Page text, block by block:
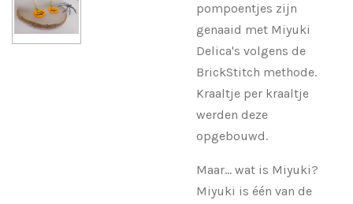
pompoentjes zijn
genaaid met Miyuki
Delica's volgens de
BrickStitch methode.
Kraaltje per kraaltje
werden deze
opgebouwd.
Maar... wat is Miyuki?
Miyuki is één van de